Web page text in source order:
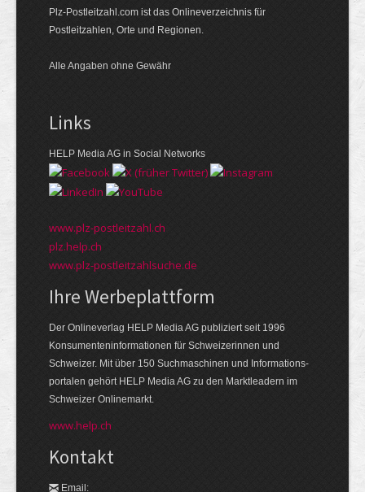
Plz-Postleitzahl.com ist das Onlineverzeichnis für
Postleitzahlen, Orte und Regionen.
Alle Angaben ohne Gewähr
Links
HELP Media AG in Social Networks
www.plz-postleitzahl.ch
plz.help.ch
www.plz-postleitzahlsuche.de
Ihre Werbeplattform
Der Onlineverlag HELP Media AG publiziert seit 1996
Konsumenten­informationen für Schweizerinnen und
Schweizer. Mit über 150 Suchmaschinen und Informations­
portalen gehört HELP Media AG zu den Markt­leadern im
Schweizer Onlinemarkt.
www.help.ch
Kontakt
Email: